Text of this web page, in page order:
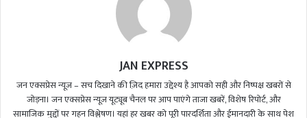
JAN EXPRESS
जन एक्सप्रेस न्यूज़ – सच दिखाने की ज़िद हमारा उद्देश्य है आपको सही और निष्पक्ष खबरों से
जोड़ना। जन एक्सप्रेस न्यूज़ यूट्यूब चैनल पर आप पाएंगे ताजा खबरें, विशेष रिपोर्ट, और
सामाजिक मुद्दों पर गहन विश्लेषण। यहां हर खबर को पूरी पारदर्शिता और ईमानदारी के साथ पेश